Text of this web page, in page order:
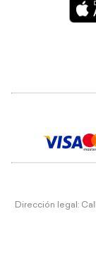
Dirección legal: